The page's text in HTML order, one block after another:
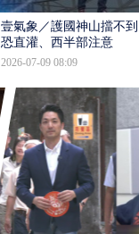
壹氣象／護國神山擋不到
恐直灌、西半部注意
2026-07-09 08:09